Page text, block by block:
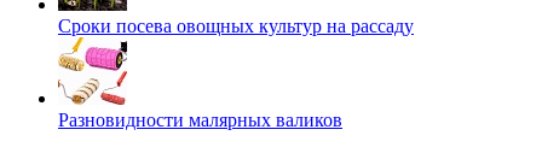
Сроки посева овощных культур на рассаду
Разновидности малярных валиков